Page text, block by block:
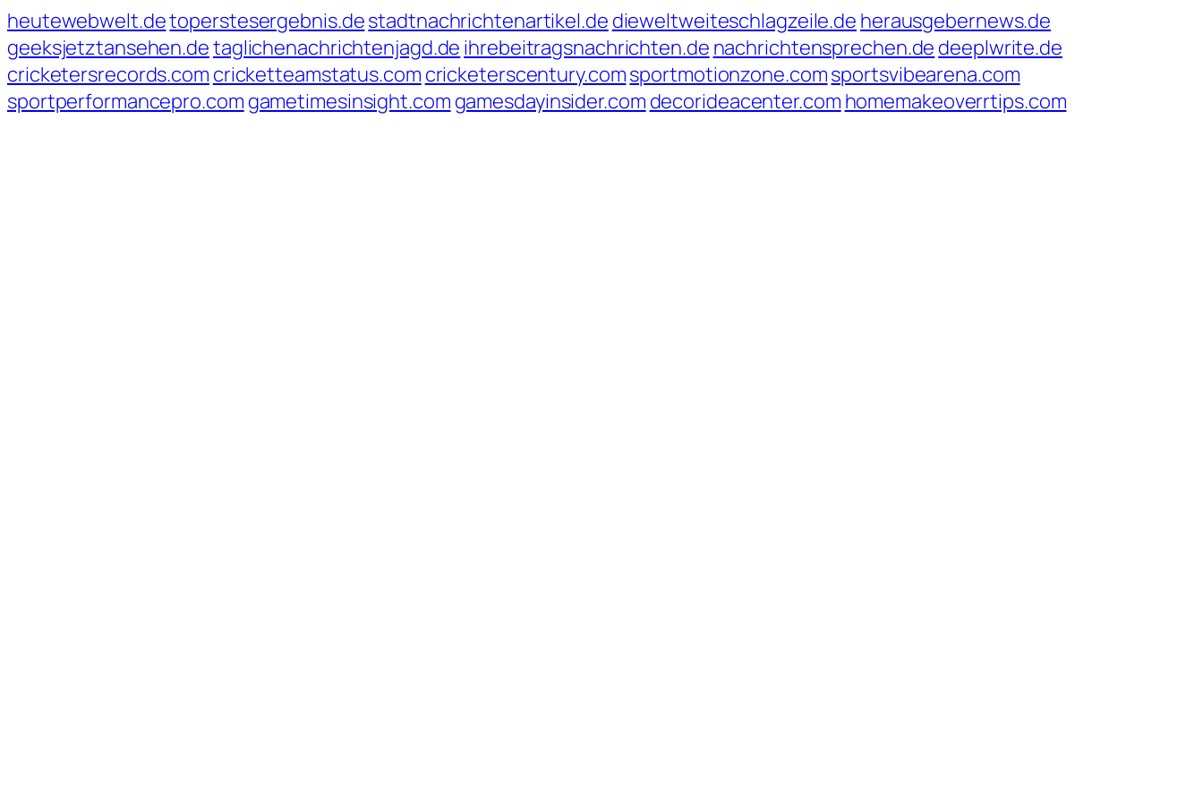
heutewebwelt.detoperstesergebnis.destadtnachrichtenartikel.de dieweltweiteschlagzeile.de herausgebernews.de
geeksjetztansehen.detaglichenachrichtenjagd.de ihrebeitragsnachrichten.de nachrichtensprechen.de deeplwrite.de
cricketersrecords.com cricketteamstatus.com cricketerscentury.comsportmotionzone.comsportsvibearena.com
sportperformancepro.com gametimesinsight.com gamesdayinsider.com decorideacenter.com homemakeoverrtips.com